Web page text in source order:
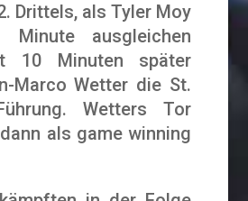
Drittels, als Tyler Moy
ausgleichen
10 Minuten später
Marco Wetter die St.
Wetters Tor
als game winning